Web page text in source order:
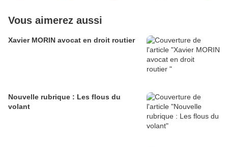
Vous aimerez aussi
Xavier MORIN avocat en droit routier
Nouvelle rubrique : Les flous du
volant